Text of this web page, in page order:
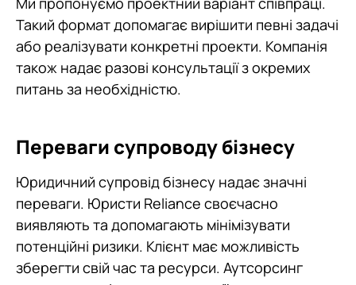
Такий формат допомагає вирішити певні задачі
або реалізувати конкретні проекти. Компанія
також надає разові консультації з окремих
питань за необхідністю.
Переваги супроводу бізнесу
Юридичний супровід бізнесу надає значні
переваги. Юристи Reliance своєчасно
виявляють та допомагають мінімізувати
потенційні ризики. Клієнт має можливість
зберегти свій час та ресурси. Аутсорсинг